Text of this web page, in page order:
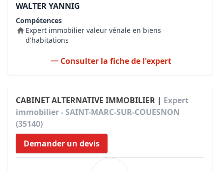
WALTER YANNIG
Compétences
Expert immobilier valeur vénale en biens
d'habitations
Consulter la fiche de l'expert
CABINET ALTERNATIVE IMMOBILIER | Expert
immobilier - SAINT-MARC-SUR-COUESNON
(35140)
Demander un devis